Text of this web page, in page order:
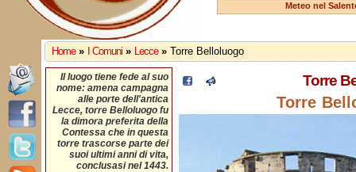
Meteo nel
Home » I Comuni » Lecce » Torre Belloluogo
Il luogo tiene fede al suo
nome: amena campagna
alle porte dell'antica
Lecce, torre Belloluogo fu
la dimora preferita della
Contessa che in questa
torre trascorse parte dei
suoi ultimi anni di vita,
conclusasi nel 1443.
Torre
Torre